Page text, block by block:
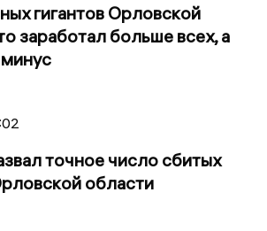
гигантов Орловской
заработал больше всех, а
точное число сбитых
области